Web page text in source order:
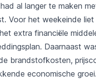
al langer te maken
Voor het weekeinde
extra financiële
Daarnaast
brandstofkosten,
economische